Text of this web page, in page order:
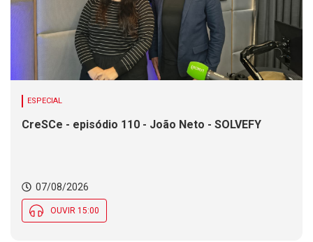
ESPECIAL
CreSCe - episódio 110 - João Neto - SOLVEFY
07/08/2026
OUVIR 15:00